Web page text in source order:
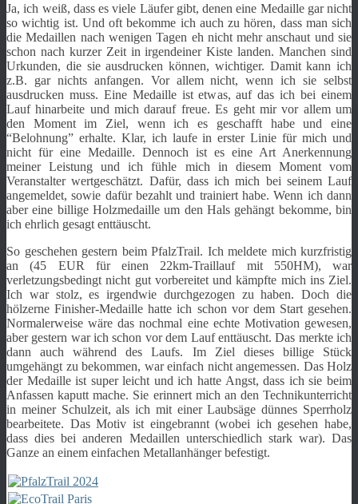
Ja, ich weiß, dass es viele Läufer gibt, denen eine Medaille gar nicht
so wichtig ist. Und oft bekomme ich auch zu hören, dass man sich
die Medaillen nach wenigen Tagen eh nicht mehr anschaut und sie
schon nach kurzer Zeit in irgendeiner Kiste landen. Manchen sind
Urkunden, die sie ausdrucken können, wichtiger. Damit kann ich
z.B. gar nichts anfangen. Vor allem nicht, wenn ich sie selbst
ausdrucken muss. Eine Medaille ist etwas, auf das ich bei einem
Lauf hinarbeite und mich darauf freue. Es geht mir vor allem um
den Moment im Ziel, wenn ich es geschafft habe und eine
“Belohnung” erhalte. Klar, ich laufe in erster Linie für mich und
nicht für eine Medaille. Dennoch ist es eine Art Anerkennung
meiner Leistung und ich fühle mich in diesem Moment vom
Veranstalter wertgeschätzt. Dafür, dass ich mich bei seinem Lauf
angemeldet, sowie dafür bezahlt und trainiert habe. Wenn ich dann
aber eine billige Holzmedaille um den Hals gehängt bekomme, bin
ich ehrlich gesagt enttäuscht.
So geschehen gestern beim PfalzTrail. Ich meldete mich kurzfristig
an (45 EUR für einen 22km-Traillauf mit 550HM), war
verletzungsbedingt nicht gut vorbereitet und kämpfte mich ins Ziel.
Ich war stolz, es irgendwie durchgezogen zu haben. Doch die
hölzerne Finisher-Medaille hatte ich schon vor dem Start gesehen.
Normalerweise wäre das nochmal eine echte Motivation gewesen,
aber gestern war ich schon vor dem Lauf enttäuscht. Das merkte ich
dann auch während des Laufs. Im Ziel dieses billige Stück
umgehängt zu bekommen, war einfach nicht angemessen. Das Holz
der Medaille ist super leicht und ich hatte Angst, dass ich sie beim
Anfassen kaputt mache. Sie erinnert mich an den Technikunterricht
in meiner Schulzeit, als ich mit einer Laubsäge dünnes Sperrholz
bearbeitete. Das Motiv ist eingebrannt (wobei ich gesehen habe,
dass dies bei anderen Medaillen unterschiedlich stark war). Das
Ganze an einem einfachen Metallanhänger befestigt.